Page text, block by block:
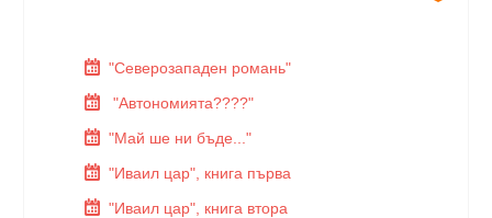
"Северозападен романь"
"Автономията????"
"Май ше ни бъде..."
"Иваил цар", книга първа
"Иваил цар", книга втора